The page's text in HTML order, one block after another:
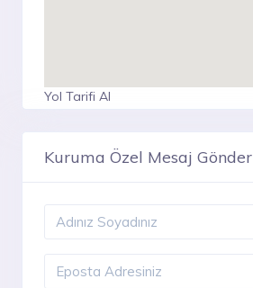
Yol Tarifi Al
Kuruma Özel Mesaj Gönder